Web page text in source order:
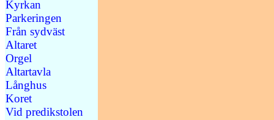
Kyrkan
Parkeringen
Från sydväst
Altaret
Orgel
Altartavla
Långhus
Koret
Vid predikstolen